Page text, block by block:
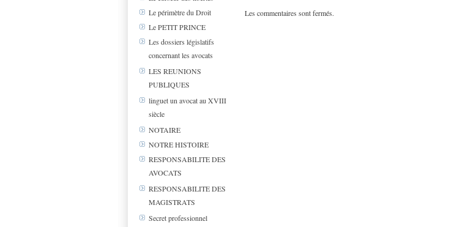
Le périmètre du Droit
Le PETIT PRINCE
Les dossiers législatifs
concernant les avocats
LES REUNIONS
PUBLIQUES
linguet un avocat au XVIII
siècle
NOTAIRE
NOTRE HISTOIRE
RESPONSABILITE DES
AVOCATS
RESPONSABILITE DES
MAGISTRATS
Secret professionnel
Les commentaires sont fermés.